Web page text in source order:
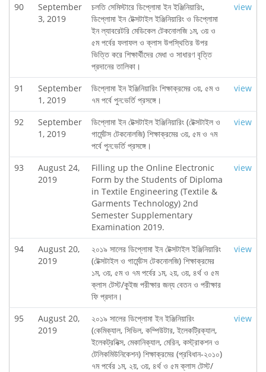
90
September
3, 2019
চলতি সেমিস্টারে ডিপ্লোমা ইন ইঞ্জিনিয়ারিং,
ডিপ্লোমা ইন টেক্সটাইল ইঞ্জিনিয়ারিং ও ডিপ্লোমা
ইন ল্যাবরেটরি মেডিকেল টেকনোলজি ১ম, ৩য় ও
৫ম পর্বের ফলাফল ও ক্লাস উপস্থিতির উপর
ভিত্তি করে শিক্ষার্থীদের মেধা ও সাধারণ বৃত্তি
প্রদানের তালিকা।
view
91
September
1, 2019
ডিপ্লোমা ইন ইঞ্জিনিয়ারিং শিক্ষাক্রমের ৩য়, ৫ম ও
৭ম পর্বে পুন:ভর্তি প্রসঙ্গে।
view
92
September
1, 2019
ডিপ্লোমা ইন টেক্সটাইল ইঞ্জিনিয়ারিং (টেক্সটাইল ও
গার্মেন্টস টেকনোলজি) শিক্ষাক্রমের ৩য়, ৫ম ও ৭ম
পর্বে পুন:ভর্তি প্রসঙ্গে।
view
93
August 24,
2019
Filling up the Online Electronic
Form by the Students of Diploma
in Textile Engineering (Textile &
Garments Technology) 2nd
Semester Supplementary
Examination 2019.
view
94
August 20,
2019
২০১৯ সালের ডিপ্লোমা ইন টেক্সটাইল ইঞ্জিনিয়ারিং
(টেক্সটাইল ও গার্মেন্টস টেকনোলজি) শিক্ষাক্রমের
১ম, ৩য়, ৫ম ও ৭ম পর্বের ১ম, ২য়, ৩য়, ৪র্থ ও ৫ম
ক্লাস টেস্ট/কুইজ পরীক্ষার জন্য বেতন ও পরীক্ষার
ফি প্রদান।
view
95
August 20,
2019
২০১৯ সালের ডিপ্লোমা ইন ইঞ্জিনিয়ারিং
(কেমিক্যাল, সিভিল, কম্পিউটার, ইলেকট্রিক্যাল,
ইলেকট্রনিক্স, মেকানিক্যাল, মেরিন, কস্ট্রাকশন ও
টেলিকমিউনিকেশন) শিক্ষাক্রমের (প্রবিধান-২০১০)
৭ম পর্বের ১ম, ২য়, ৩য়, ৪র্থ ও ৫ম ক্লাস টেস্ট/
view